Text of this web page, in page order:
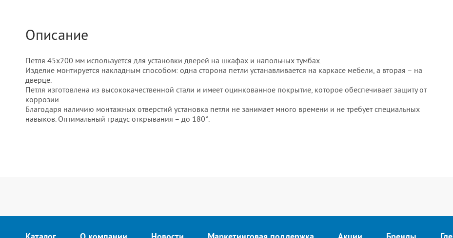
Описание
Петля 45х200 мм используется для установки дверей на шкафах и напольных тумбах.
Изделие монтируется накладным способом: одна сторона петли устанавливается на каркасе мебели, а вторая – на
дверце.
Петля изготовлена из высококачественной стали и имеет оцинкованное покрытие, которое обеспечивает защиту от
коррозии.
Благодаря наличию монтажных отверстий установка петли не занимает много времени и не требует специальных
навыков. Оптимальный градус открывания – до 180°.